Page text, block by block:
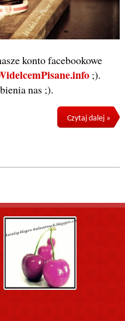
konto facebookowe
;).
nas ;).
Czytaj dalej »